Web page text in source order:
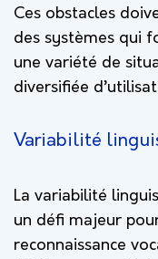
Ces obstacles
des systèmes qui
une variété de
diversifiée
Variabilité
La variabilité
un défi majeur
reconnaissance